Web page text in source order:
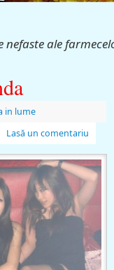
nefaste ale
in lume
Lasă un comentariu